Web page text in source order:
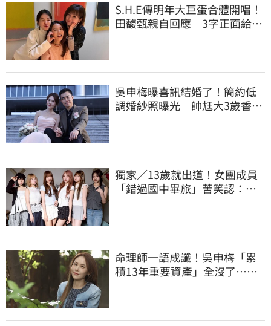
S.H.E傳明年大巨蛋合體開唱！
田馥甄親自回應 3字正面給答
吳申梅曝喜訊結婚了！簡約低
調婚紗照曝光 帥尪大3歲香港
獨家／13歲就出道！女團成員
「錯過國中畢旅」苦笑認：怕
命理師一語成讖！吳申梅「累
積13年重要資產」全沒了…急